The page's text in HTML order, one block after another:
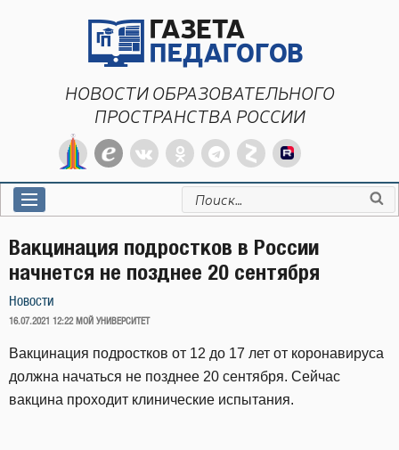
НОВОСТИ ОБРАЗОВАТЕЛЬНОГО
ПРОСТРАНСТВА РОССИИ
Искать:
Вакцинация подростков в России
начнется не позднее 20 сентября
Новости
ОПУБЛИКОВАНО
16.07.2021 12:22 МОЙ УНИВЕРСИТЕТ
Вакцинация подростков от 12 до 17 лет от коронавируса
должна начаться не позднее 20 сентября. Сейчас
вакцина проходит клинические испытания.